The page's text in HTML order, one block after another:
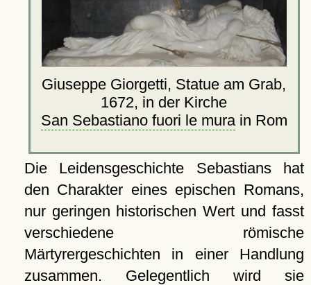
Giuseppe Giorgetti, Statue am Grab,
1672, in der Kirche
San Sebastiano fuori le murain Rom
Die Leidensgeschichte Sebastians hat
den Charakter eines epischen Romans,
nur geringen historischen Wert und fasst
verschiedene römische
Märtyrergeschichten in einer Handlung
zusammen. Gelegentlich wird sie